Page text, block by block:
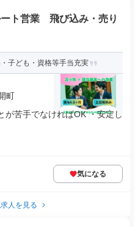
ト営業 飛び込み・売り
子ども・資格等手当充実
町
が苦手でなければOK ・安定し
気になる
人を見る